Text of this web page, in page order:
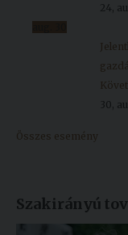
24,
30,
Összes esemény
Szakirányú